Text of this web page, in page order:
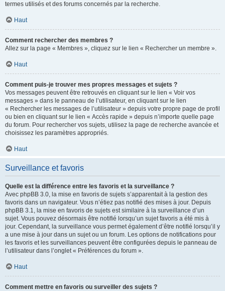
termes utilisés et des forums concernés par la recherche.
Haut
Comment rechercher des membres ?
Allez sur la page « Membres », cliquez sur le lien « Rechercher un membre ».
Haut
Comment puis-je trouver mes propres messages et sujets ?
Vos messages peuvent être retrouvés en cliquant sur le lien « Voir vos
messages » dans le panneau de l’utilisateur, en cliquant sur le lien
« Rechercher les messages de l’utilisateur » depuis votre propre page de profil
ou bien en cliquant sur le lien « Accès rapide » depuis n’importe quelle page
du forum. Pour rechercher vos sujets, utilisez la page de recherche avancée et
choisissez les paramètres appropriés.
Haut
Surveillance et favoris
Quelle est la différence entre les favoris et la surveillance ?
Avec phpBB 3.0, la mise en favoris de sujets s’apparentait à la gestion des
favoris dans un navigateur. Vous n’étiez pas notifié des mises à jour. Depuis
phpBB 3.1, la mise en favoris de sujets est similaire à la surveillance d’un
sujet. Vous pouvez désormais être notifié lorsqu’un sujet favoris a été mis à
jour. Cependant, la surveillance vous permet également d’être notifié lorsqu’il y
a une mise à jour dans un sujet ou un forum. Les options de notifications pour
les favoris et les surveillances peuvent être configurées depuis le panneau de
l’utilisateur dans l’onglet « Préférences du forum ».
Haut
Comment mettre en favoris ou surveiller des sujets ?